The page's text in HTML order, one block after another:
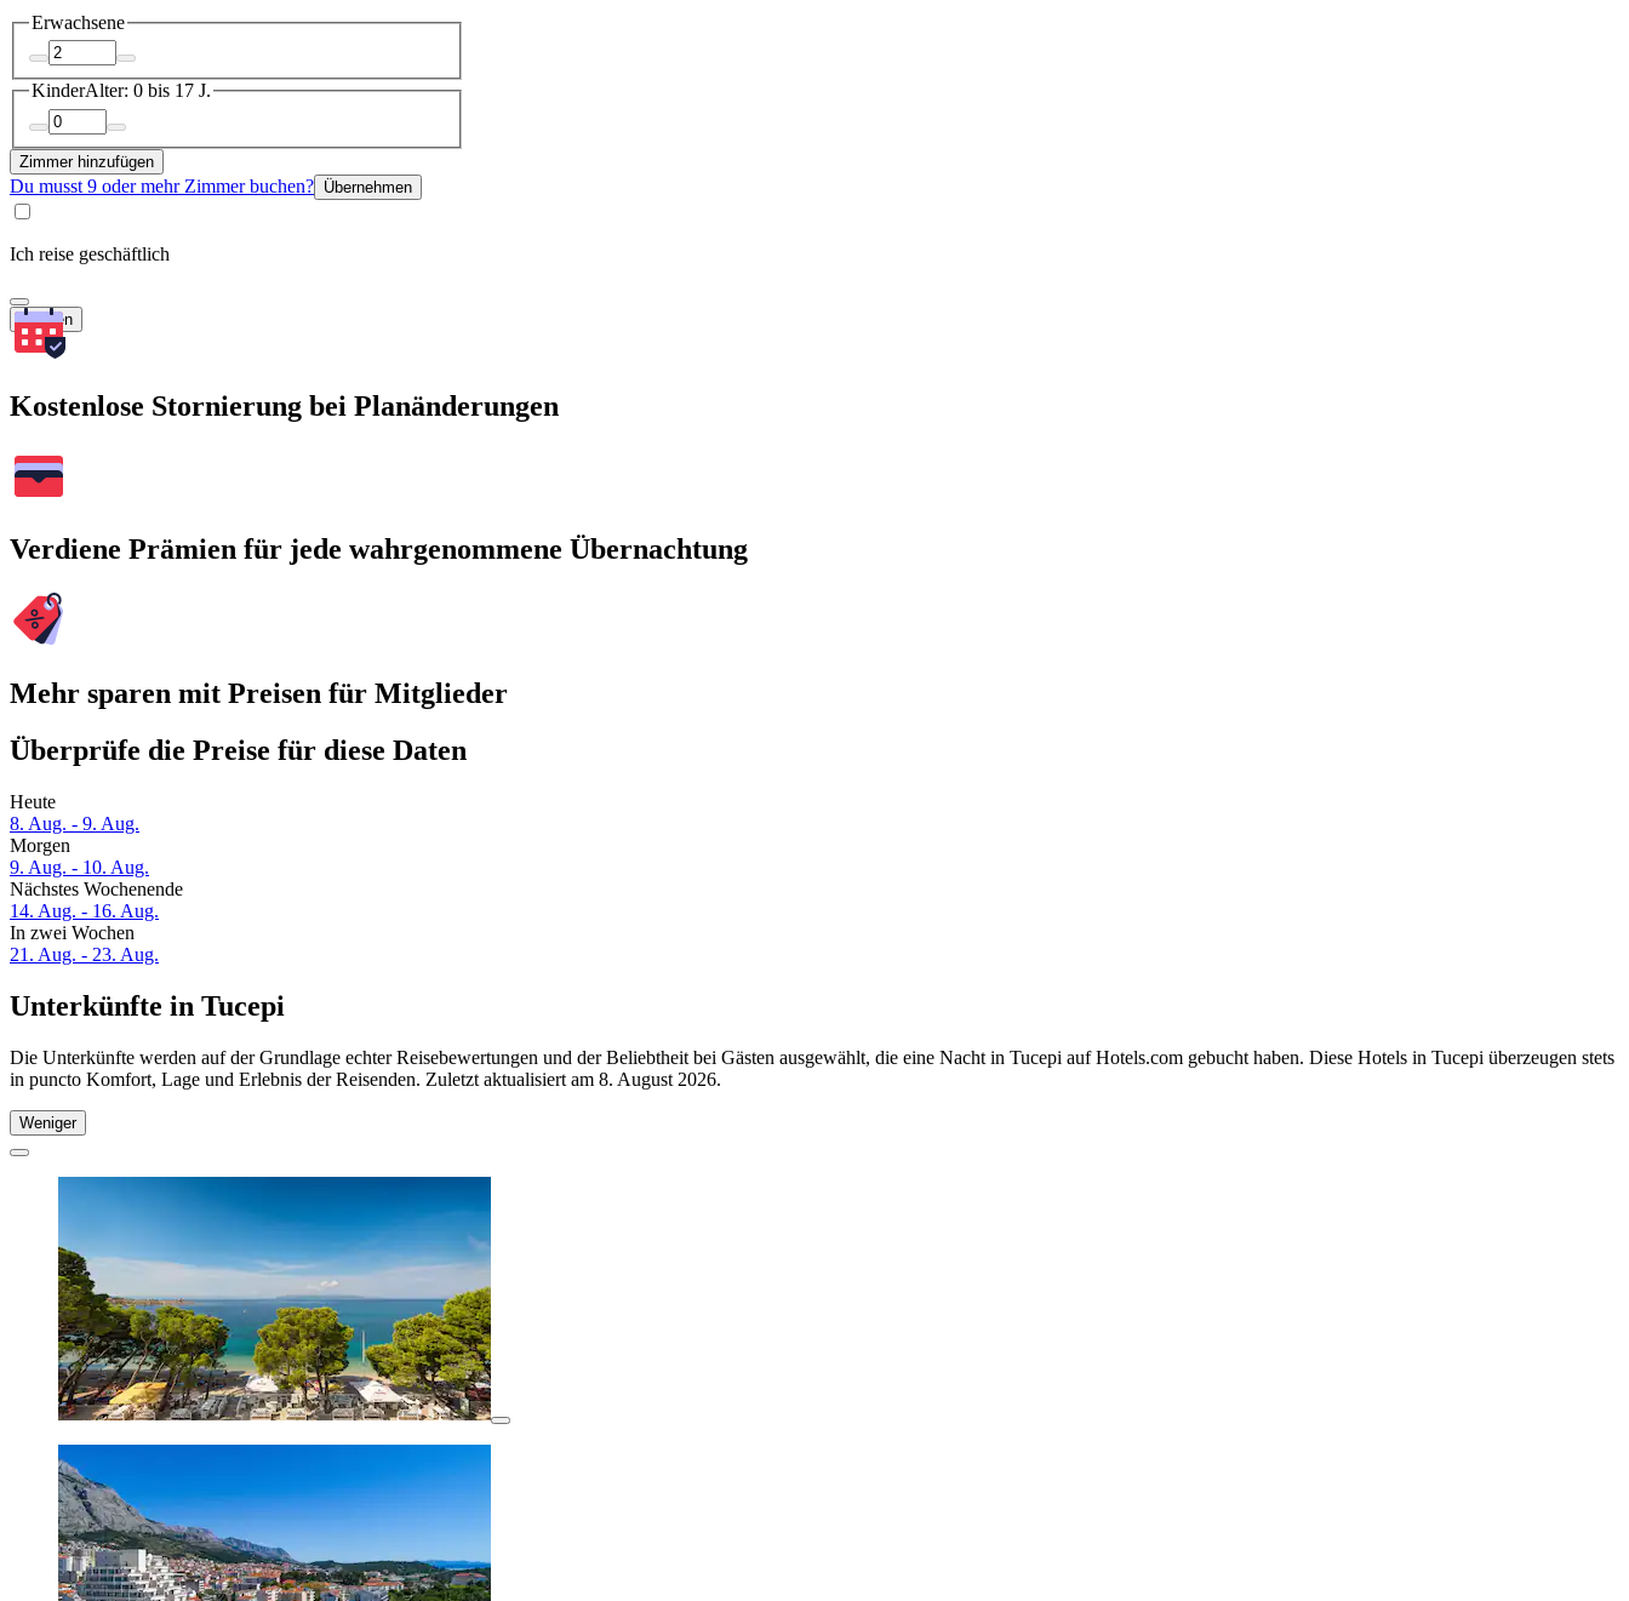
Erwachsene
KinderAlter: 0 bis 17 J.
Zimmer hinzufügen
Du musst 9 oder mehr Zimmer buchen? Übernehmen
Ich reise geschäftlich
Suchen
Kostenlose Stornierung bei Planänderungen
Verdiene Prämien für jede wahrgenommene Übernachtung
Mehr sparen mit Preisen für Mitglieder
Überprüfe die Preise für diese Daten
Heute
8. Aug. - 9. Aug.
Morgen
9. Aug. - 10. Aug.
Nächstes Wochenende
14. Aug. - 16. Aug.
In zwei Wochen
21. Aug. - 23. Aug.
Unterkünfte in Tucepi
Die Unterkünfte werden auf der Grundlage echter Reisebewertungen und der Beliebtheit bei Gästen ausgewählt, die eine Nacht in Tucepi auf Hotels.com gebucht haben. Diese Hotels in Tucepi überzeugen stets
in puncto Komfort, Lage und Erlebnis der Reisenden. Zuletzt aktualisiert am 8. August 2026.
Weniger